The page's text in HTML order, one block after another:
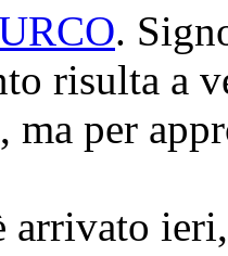
.
risulta a
ma per
arrivato